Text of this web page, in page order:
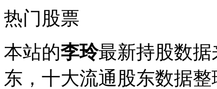
热门股票
本站的李玲最新持股数
东，十大流通股东数据